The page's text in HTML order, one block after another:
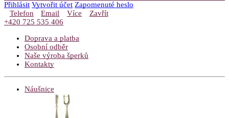
Přihlásit Vytvořit účet Zapomenuté heslo
Telefon
Email Více
Zavřít
+420 725 535 406
Doprava a platba
Osobní odběr
Naše výroba šperků
Kontakty
Náušnice